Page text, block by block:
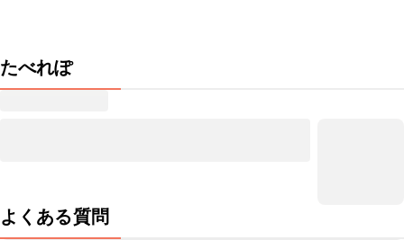
たべれぽ
よくある質問